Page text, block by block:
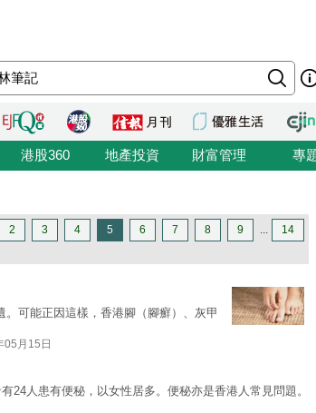
港股360 地產投資 財富管理 專
2 3 4 5 6 7 8 9 ... 14
可能正因這樣，香港腳（腳癬）、灰甲
05月15日
24人患有便秘，以女性居多。便秘亦是香港人常見問題。